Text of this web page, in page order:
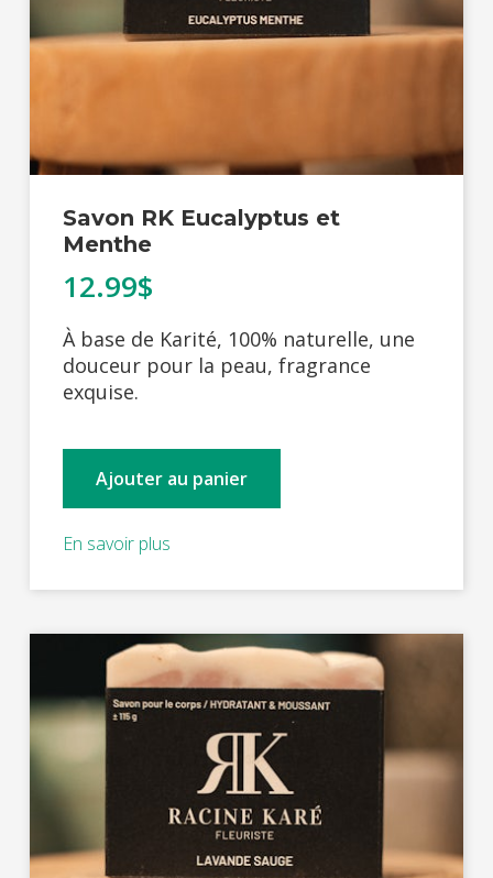
Savon RK Eucalyptus et
Menthe
12.99$
À base de Karité, 100% naturelle, une
douceur pour la peau, fragrance
exquise.
Ajouter au panier
En savoir plus